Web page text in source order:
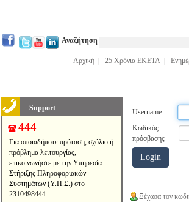
Αναζήτηση
Αρχική 25 Χρόνια ΕΚΕΤΑ
Support
444
Για οποιαδήποτε πρόταση, σχόλιο ή
πρόβλημα λειτουργίας,
επικοινωνήστε με την Υπηρεσία
Στήριξης Πληροφοριακών
Συστημάτων (Υ.Π.Σ.) στο
2310498444.
Username
Κωδικός
πρόσβασης
Ξέχασα τον